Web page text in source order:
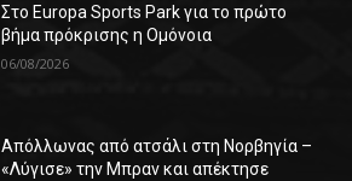
Στο Europa Sports Park για το πρώτο
βήμα πρόκρισης η Ομόνοια
06/08/2026
Απόλλωνας από ατσάλι στη Νορβηγία –
«Λύγισε» την Μπραν και απέκτησε